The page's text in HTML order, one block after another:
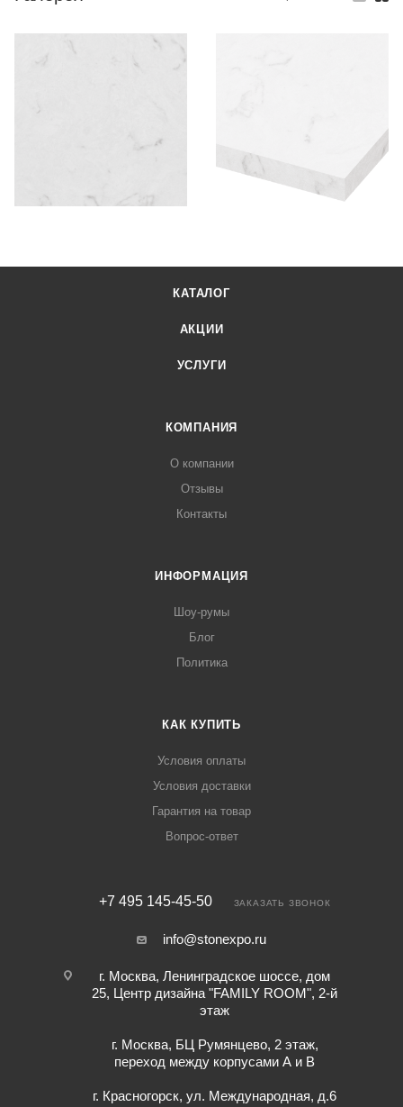
КАТАЛОГ
АКЦИИ
УСЛУГИ
КОМПАНИЯ
О компании
Отзывы
Контакты
ИНФОРМАЦИЯ
Шоу-румы
Блог
Политика
КАК КУПИТЬ
Условия оплаты
Условия доставки
Гарантия на товар
Вопрос-ответ
+7 495 145-45-50 ЗАКАЗАТЬ ЗВОНОК
info@stonexpo.ru
г. Москва, Ленинградское шоссе, дом
25, Центр дизайна "FAMILY ROOM", 2-й
этаж
г. Москва, БЦ Румянцево, 2 этаж,
переход между корпусами А и В
г. Красногорск, ул. Международная, д.6